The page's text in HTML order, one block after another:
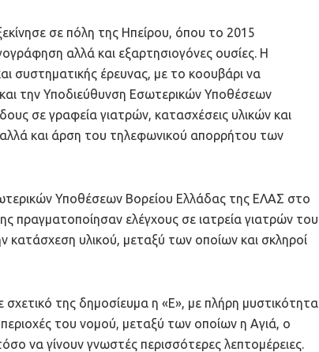
σε πόλη της Ηπείρου, όπου το 2015
αλλά και εξαρτησιογόνες ουσίες. Η
συστηματικής έρευνας, με το κοουβάρι να
την Υποδιεύθυνση Εσωτερικών Υποθέσεων
σε γραφεία γιατρών, κατασχέσεις υλικών και
και άρση του τηλεφωνικού απορρήτου των
Υποθέσεων Βορείου Ελλάδας της ΕΛΑΣ στο
πραγματοποίησαν ελέγχους σε ιατρεία γιατρών του
κατάσχεση υλικού, μεταξύ των οποίων και σκληροί
της δημοσίευμα η «Ε», με πλήρη μυστικότητα
του νομού, μεταξύ των οποίων η Αγιά, ο
να γίνουν γνωστές περισσότερες λεπτομέρειες.